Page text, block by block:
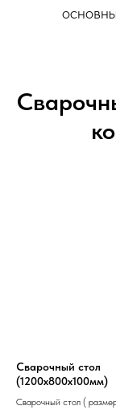
Сварочный стол
(1200х800х100мм)
Сварочный стол (